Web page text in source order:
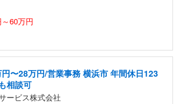
60万円
〜28万円/営業事務 横浜市 年間休日123
相談可
ービス株式会社